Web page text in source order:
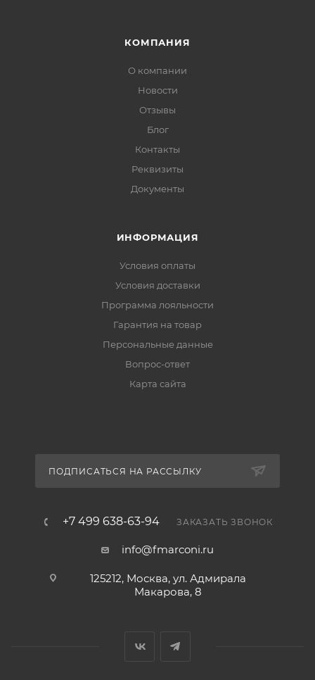
КОМПАНИЯ
О компании
Новости
Отзывы
Блог
Контакты
Реквизиты
Документы
ИНФОРМАЦИЯ
Условия оплаты
Условия доставки
Программа лояльности
Гарантия на товар
Персональные данные
Вопрос-ответ
Карта сайта
ПОДПИСАТЬСЯ НА РАССЫЛКУ
+7 499 638-63-94 ЗАКАЗАТЬ ЗВОНОК
info@fmarconi.ru
125212, Москва, ул. Адмирала
Макарова, 8